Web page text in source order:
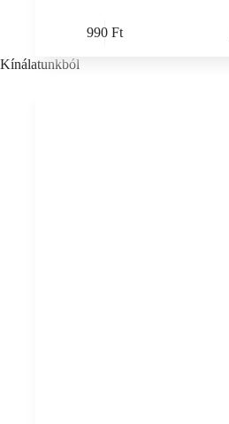
990Ft
Kínálatunkból